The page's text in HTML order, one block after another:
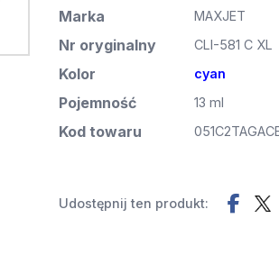
Marka MAXJET
Nr oryginalny CLI-581 C XL
Kolor cyan
Pojemność 13 ml
Kod towaru
Udostępnij ten produkt: